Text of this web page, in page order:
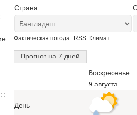
Страна
Фактическая погода RSS Климат
Прогноз на 7 дней
Воскресенье
9 августа
День